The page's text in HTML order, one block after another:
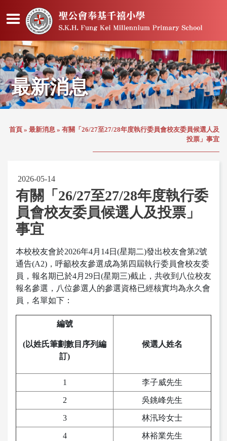
最新消息
首頁 » 最新消息 » 有關「26/27至27/28年度執行委員會校友委員候選人及
投票」事宜
2026-05-14
有關「26/27至27/28年度執行委
員會校友委員候選人及投票」
事宜
本校校友會於2026年4月14日(星期二)發出校友會第2號
通告(A2)，呼籲校友參選成為第四屆執行委員會校友委
員，報名期已於4月29日(星期三)截止，共收到八位校友
報名參選，八位參選人的參選資格已經核實均為永久會
員，名單如下：
編號
(以姓氏筆劃數目序列編
訂)
候選人姓名
1 李子威先生
2 吳銚峰先生
3 林汛玲女士
4 林裕業先生